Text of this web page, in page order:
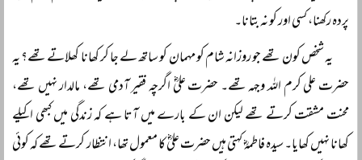
پردہ رکھنا، کسی اور کو نہ بتانا۔
یہ شخص کون تھے جو روزانہ شام کو مہمان کو ساتھ لے جا کر کھانا کھلاتے تھے؟ یہ
حضرت علی کرم اللہ وجہہ تھے۔ حضرت علیؓ اگرچہ فقیر آدمی تھے، مالدار نہیں تھے،
محنت مشقت کرتے تھے لیکن ان کے بارے میں آتا ہے کہ زندگی میں کبھی اکیلے
کھانا نہیں کھایا۔ سیدہ فاطمہؓ کہتی ہیں حضرت علیؓ کا معمول تھا، انتظار کرتے تھے کہ کوئی